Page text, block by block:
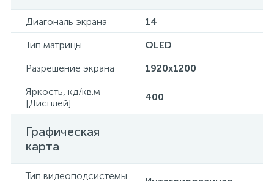
Диагональ экрана
14
Тип матрицы
OLED
Разрешение экрана
1920x1200
Яркость, кд/кв.м
[Дисплей]
400
Графическая
карта
Тип видеоподсистемы